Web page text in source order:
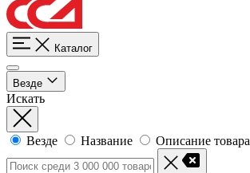
Каталог
Везде
Искать
Везде Название Описание товара